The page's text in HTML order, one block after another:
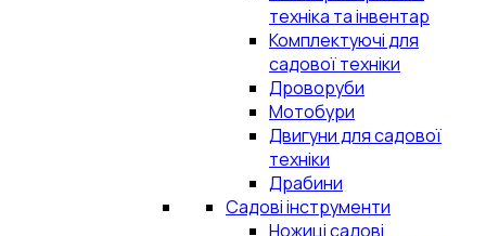
техніка та інвентар
Комплектуючі для
садової техніки
Дроворуби
Мотобури
Двигуни для садової
техніки
Драбини
Садові інструменти
Ножиці садові